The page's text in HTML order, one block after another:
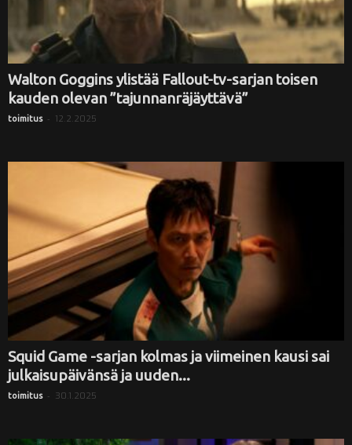
Walton Goggins ylistää Fallout-tv-sarjan toisen
kauden olevan ”tajunnanräjäyttävä”
toimitus - 12.2.2025
Squid Game -sarjan kolmas ja viimeinen kausi sai
julkaisupäivänsä ja uuden...
toimitus - 30.1.2025